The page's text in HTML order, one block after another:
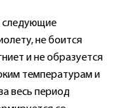
следующие
не боится
и не образуется
температурам и
весь период